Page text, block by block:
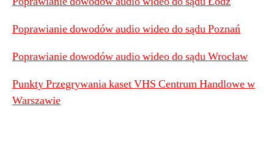
Poprawianie dowodów audio wideo do sądu Poznań
Poprawianie dowodów audio wideo do sądu Wrocław
Punkty Przegrywania kaset VHS Centrum Handlowe w
Warszawie